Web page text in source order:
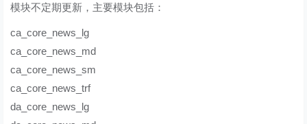
模块不定期更新，主要模块包括：
ca_core_news_lg
ca_core_news_md
ca_core_news_sm
ca_core_news_trf
da_core_news_lg